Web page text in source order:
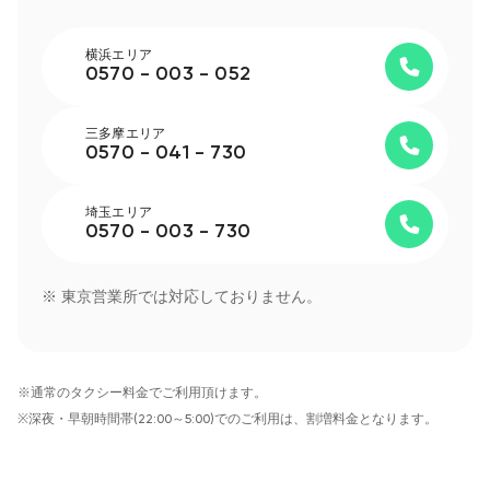
横浜エリア
0570 - 003 - 052
三多摩エリア
0570 - 041 - 730
埼玉エリア
0570 - 003 - 730
※ 東京営業所では対応しておりません。
※通常のタクシー料金でご利用頂けます。
※深夜・早朝時間帯(22:00～5:00)でのご利用は、割増料金となります。